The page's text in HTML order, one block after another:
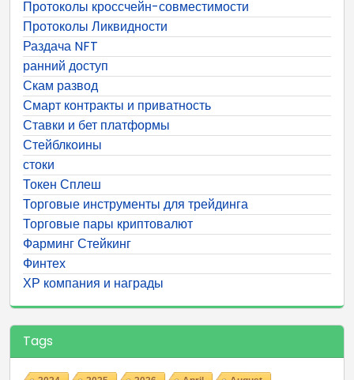
Протоколы кроссчейн-совместимости
Протоколы Ликвидности
Раздача NFT
ранний доступ
Скам развод
Смарт контракты и приватность
Ставки и бет платформы
Стейблкоины
стоки
Токен Сплеш
Торговые инструменты для трейдинга
Торговые пары криптовалют
Фарминг Стейкинг
Финтех
ХР компания и награды
Tags